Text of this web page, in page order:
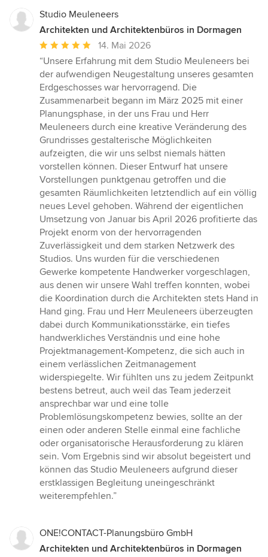
Studio Meuleneers
Architekten und Architektenbüros in Dormagen
Durchschnittliche
Bewertung:
5
von
5
Sternen
14. Mai 2026
“Unsere Erfahrung mit dem Studio Meuleneers bei
der aufwendigen Neugestaltung unseres gesamten
Erdgeschosses war hervorragend. Die
Zusammenarbeit begann im März 2025 mit einer
Planungsphase, in der uns Frau und Herr
Meuleneers durch eine kreative Veränderung des
Grundrisses gestalterische Möglichkeiten
aufzeigten, die wir uns selbst niemals hätten
vorstellen können. Dieser Entwurf hat unsere
Vorstellungen punktgenau getroffen und die
gesamten Räumlichkeiten letztendlich auf ein völlig
neues Level gehoben. Während der eigentlichen
Umsetzung von Januar bis April 2026 profitierte das
Projekt enorm von der hervorragenden
Zuverlässigkeit und dem starken Netzwerk des
Studios. Uns wurden für die verschiedenen
Gewerke kompetente Handwerker vorgeschlagen,
aus denen wir unsere Wahl treffen konnten, wobei
die Koordination durch die Architekten stets Hand in
Hand ging. Frau und Herr Meuleneers überzeugten
dabei durch Kommunikationsstärke, ein tiefes
handwerkliches Verständnis und eine hohe
Projektmanagement-Kompetenz, die sich auch in
einem verlässlichen Zeitmanagement
widerspiegelte. Wir fühlten uns zu jedem Zeitpunkt
bestens betreut, auch weil das Team jederzeit
ansprechbar war und eine tolle
Problemlösungskompetenz bewies, sollte an der
einen oder anderen Stelle einmal eine fachliche
oder organisatorische Herausforderung zu klären
sein. Vom Ergebnis sind wir absolut begeistert und
können das Studio Meuleneers aufgrund dieser
erstklassigen Begleitung uneingeschränkt
weiterempfehlen.”
ONE!CONTACT-Planungsbüro GmbH
Architekten und Architektenbüros in Dormagen